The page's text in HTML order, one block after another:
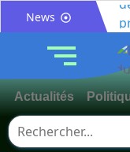
News
Actualités